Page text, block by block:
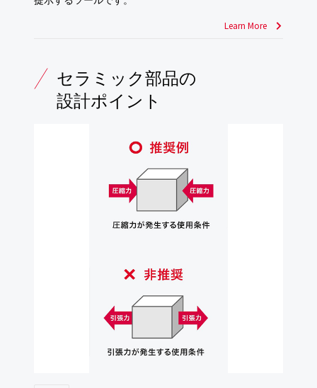
Learn More
セラミック部品の
設計ポイント